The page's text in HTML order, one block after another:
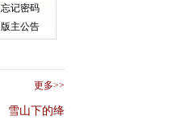
忘记密码
版主公告
更多>>
雪山下的绛